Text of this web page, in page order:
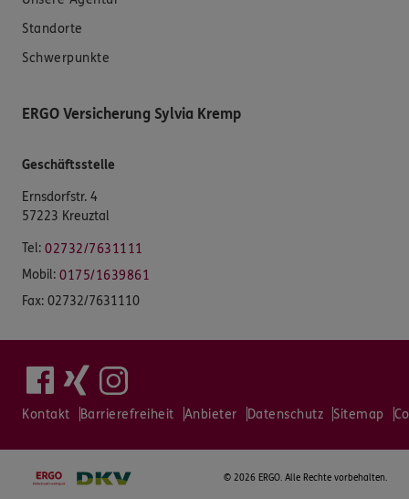
Standorte
Schwerpunkte
ERGO Versicherung Sylvia Kremp
Geschäftsstelle
Ernsdorfstr. 4
57223 Kreuztal
Tel: 02732/7631111
Mobil: 0175/1639861
Fax: 02732/7631110
Kontakt Barrierefreiheit Anbieter Datenschutz Sitemap
© 2026 ERGO. Alle Rechte vorbehalten.